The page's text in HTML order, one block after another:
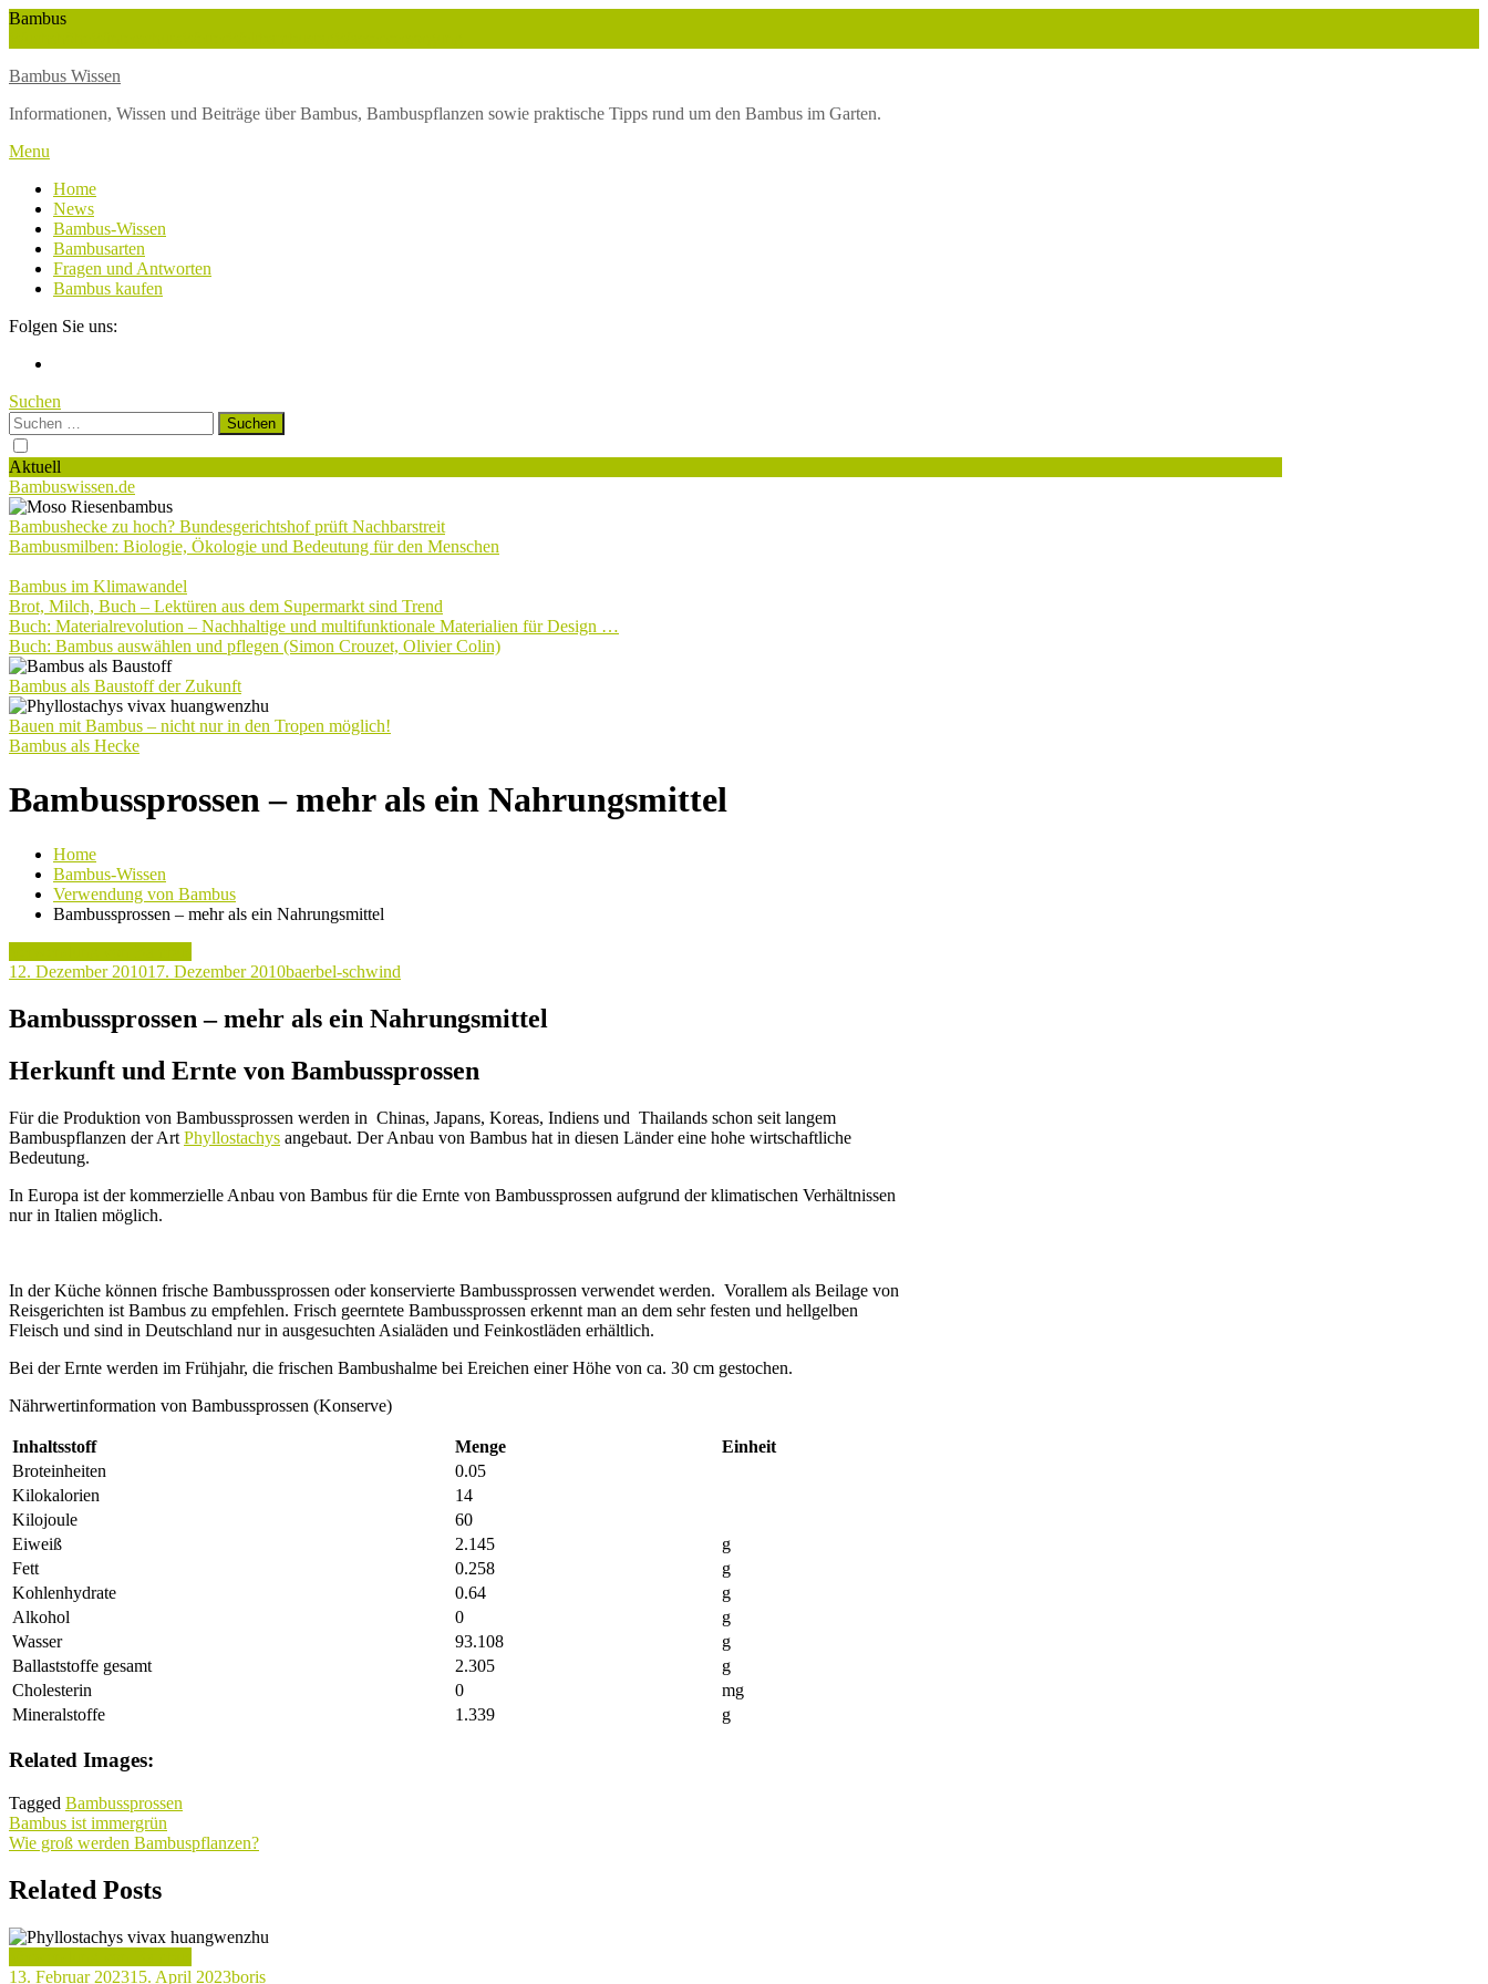
Skip
Bambus
Bambus Wissen
Informationen, Wissen und Beiträge über Bambus, Bambuspflanzen sowie praktische Tipps rund um den Bambus im Garten.
Menu
Home
News
Bambus-Wissen
Bambusarten
Fragen und Antworten
Bambus kaufen
Folgen Sie uns:
Suchen
Suchen
nach:
Aktuell
Bambuswissen.de
Bambushecke zu hoch? Bundesgerichtshof prüft Nachbarstreit
Bambusmilben: Biologie, Ökologie und Bedeutung für den Menschen
Bambus im Klimawandel
Brot, Milch, Buch – Lektüren aus dem Supermarkt sind Trend
Buch: Materialrevolution – Nachhaltige und multifunktionale Materialien für Design …
Buch: Bambus auswählen und pflegen (Simon Crouzet, Olivier Colin)
Bambus als Baustoff der Zukunft
Bauen mit Bambus – nicht nur in den Tropen möglich!
Bambus als Hecke
Bambussprossen – mehr als ein Nahrungsmittel
Home
Bambus-Wissen
Verwendung von Bambus
Bambussprossen – mehr als ein Nahrungsmittel
12. Dezember 201017. Dezember 2010baerbel-schwind
Bambussprossen – mehr als ein Nahrungsmittel
Herkunft und Ernte von Bambussprossen
Für die Produktion von Bambussprossen werden in Chinas, Japans, Koreas, Indiens und Thailands schon seit langem
Bambuspflanzen der Art Phyllostachys angebaut. Der Anbau von Bambus hat in diesen Länder eine hohe wirtschaftliche
Bedeutung.
In Europa ist der kommerzielle Anbau von Bambus für die Ernte von Bambussprossen aufgrund der klimatischen Verhältnissen
nur in Italien möglich.
In der Küche können frische Bambussprossen oder konservierte Bambussprossen verwendet werden. Vorallem als Beilage von
Reisgerichten ist Bambus zu empfehlen. Frisch geerntete Bambussprossen erkennt man an dem sehr festen und hellgelben
Fleisch und sind in Deutschland nur in ausgesuchten Asialäden und Feinkostläden erhältlich.
Bei der Ernte werden im Frühjahr, die frischen Bambushalme bei Ereichen einer Höhe von ca. 30 cm gestochen.
Nährwertinformation von Bambussprossen (Konserve)
Inhaltsstoff Menge
Einheit
Broteinheiten
0.05
Kilokalorien
14
Kilojoule
60
Eiweiß
2.145
g
Fett
0.258
g
Kohlenhydrate
0.64
g
Alkohol
0
g
Wasser
93.108
g
Ballaststoffe gesamt
2.305
g
Cholesterin
0
mg
Mineralstoffe
1.339 g
Related Images:
Tagged Bambussprossen
Beitragsnavigation
Bambus ist immergrün
Wie groß werden Bambuspflanzen?
Related Posts
13. Februar 202315. April 2023boris